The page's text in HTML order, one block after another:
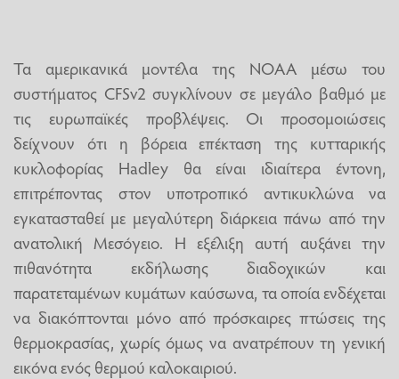
Τα αμερικανικά μοντέλα της NOAA μέσω του
συστήματος CFSv2 συγκλίνουν σε μεγάλο βαθμό με
τις ευρωπαϊκές προβλέψεις. Οι προσομοιώσεις
δείχνουν ότι η βόρεια επέκταση της κυτταρικής
κυκλοφορίας Hadley θα είναι ιδιαίτερα έντονη,
επιτρέποντας στον υποτροπικό αντικυκλώνα να
εγκατασταθεί με μεγαλύτερη διάρκεια πάνω από την
ανατολική Μεσόγειο. Η εξέλιξη αυτή αυξάνει την
πιθανότητα εκδήλωσης διαδοχικών και
παρατεταμένων κυμάτων καύσωνα, τα οποία ενδέχεται
να διακόπτονται μόνο από πρόσκαιρες πτώσεις της
θερμοκρασίας, χωρίς όμως να ανατρέπουν τη γενική
εικόνα ενός θερμού καλοκαιριού.